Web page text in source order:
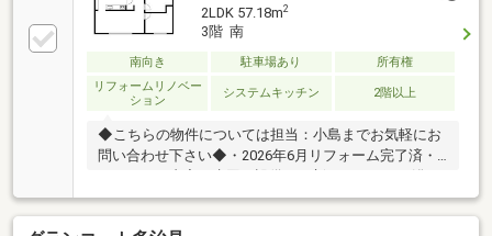
2LDK 57.18m2
3階 南
南向き 駐車場あり
所有権
リフォームリノベー
ション
システムキッチン 2階以上
◆こちらの物件については担当：小島までお気軽にお
問い合わせ下さい◆・2026年6月リフォーム完了済・
室・トイレ・洗面化粧台）、間取り変更、壁・天井ク
ロス・床材の張り替え、和室から洋室への変更、水回